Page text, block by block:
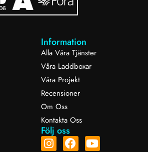
Information
Alla Våra Tjänster
Våra Laddboxar
Våra Projekt
Recensioner
Om Oss
Kontakta Oss
Följ oss